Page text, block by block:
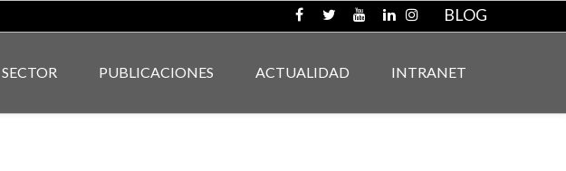
BLOG
SECTOR PUBLICACIONES ACTUALIDAD INTRANET